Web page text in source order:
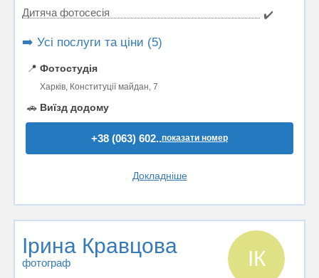
Дитяча фотосесія ✔️
➡️ Усі послуги та ціни (5)
📍 Фотостудія
Харків, Конституції майдан, 7
🚗 Виїзд додому
+38 (063) 602..показати номер
Докладніше
Ірина Кравцова
фотограф ІК